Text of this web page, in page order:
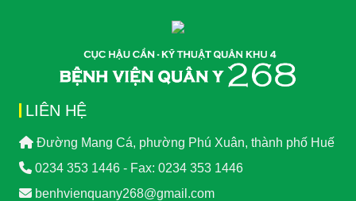
LIÊN HỆ
Đường Mang Cá, phường Phú Xuân, thành phố Huế
0234 353 1446 - Fax: 0234 353 1446
benhvienquany268@gmail.com